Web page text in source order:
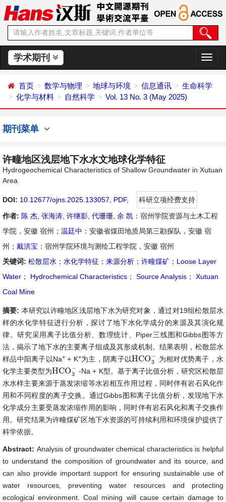
学术期刊
切
换
航
首页 数学与物理 地球与环境 信息通讯
生命科学
化学与材料
自然科学 Vol. 13 No. 3 (May 2025)
期刊菜单
许疃地区浅层地下水水文地球化学特征
Hydrogeochemical Characteristics of Shallow Groundwater in Xutuan
Area
DOI: 10.12677/ojns.2025.133057 PDF,
科研立项经费支持
作者: 陈 杰 张海涛 许继影 代珊珊 余 凯 ：宿州学院资源与土木工程
学院，安徽 宿州； 温廷中 ：安徽省煤田地质局第三勘探队，安徽 宿
州； 戴洪宝 ：宿州学院环境与测绘工程学院，安徽 宿州
关键词: 松散层水 ； 水化学特征 ； 来源分析 ； 许疃煤矿 ； Loose Layer
Water ； Hydrochemical Characteristics ； Source Analysis ；
Xutuan
Coal Mine
摘要: 本研究以许疃地区浅层地下水为研究对象，通过对19组松散层水
样的水化学特征进行分析，探讨了地下水化学成分的来源及其演化规
律。研究采用离子比值分析、数理统计、Piper三线图和Gibbs图等方
法，揭示了地下水的主要离子组成及其形成机制。结果表明，松散层水
样品中阳离子以Na+ + K+为主，阴离子以HCO−
3
HCO3−
为相对优势离子，水
化学主要类型为HCO−
3
HCO3− -Na + K型。基于离子比值分析，研究区松散层
水水样主要来源于蒸发浓缩等水岩相互作用过程，同时伴有岩石风化作
用和不同程度的离子交换。通过Gibbs图和离子比值分析，发现地下水
化学成分主要受蒸发浓缩作用的影响，同时伴有岩石风化和离子交换作
用。研究结果为许疃煤矿区地下水资源的可持续利用和环境保护提供了
科学依据。
Abstract: Analysis of groundwater chemical characteristics is helpful
to understand the composition of groundwater and its source, and
can also provide important support for ensuring sustainable use of
water resources, preventing water resources and protecting
ecological environment. Coal mining will cause certain damage to